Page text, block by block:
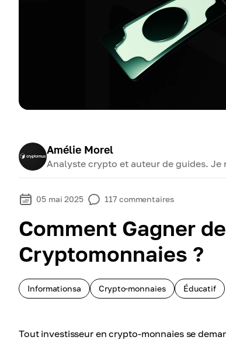
Amélie Morel
Analyste crypto et auteur de guides.
05 mai 2025 117 commentaires
Comment Gagner
Cryptomonnaies ?
Informationsa Crypto-monnaies Éducatif
Tout investisseur en crypto-monnaies se